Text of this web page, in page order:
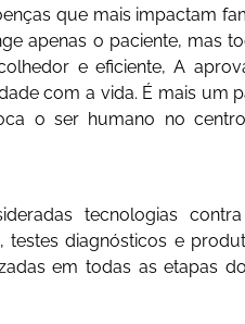
que mais impactam
apenas o paciente, mas
e eficiente, A
com a vida. É mais um
o ser humano no
tecnologias
testes diagnósticos e
em todas as etapas